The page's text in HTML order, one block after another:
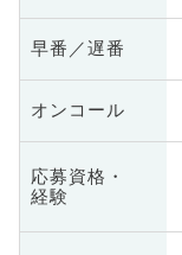
早番／遅番
オンコール
応募資格・
経験